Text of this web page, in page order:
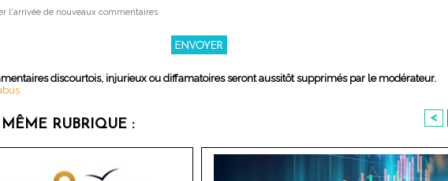
l'arrivée de nouveaux commentaires
discourtois, injurieux ou diffamatoires seront aussitôt supprimés par le modérateur.
RUBRIQUE : <